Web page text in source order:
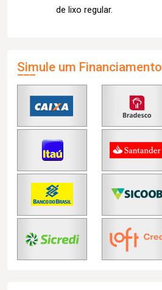
de lixo regular.
Simule um Financiamento